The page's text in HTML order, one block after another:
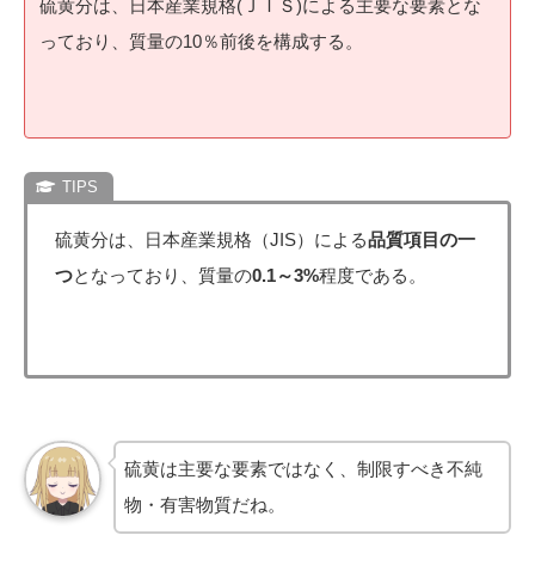
硫黄分は、日本産業規格(ＪＩＳ)による主要な要素とな
っており、質量の10％前後を構成する。
硫黄分は、日本産業規格（JIS）による品質項目の一
つとなっており、質量の0.1～3%程度である。
硫黄は主要な要素ではなく、制限すべき不純
物・有害物質だね。